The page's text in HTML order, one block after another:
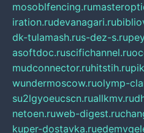
mosoblfencing.ru
iration.rudevanagari.ru
dk-tulamash.rus-dez-s.ru
asoftdoc.ruscifichannel.ru
mudconnector.ruhitstih.ru
wundermoscow.ruolymp-
su2lgyoeucscn.ruallkmv.ru
netoen.ruweb-digest.ru
kuper-dostavka.ru